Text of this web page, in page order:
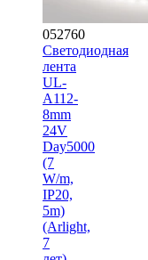
052760
Светодиодная
лента
UL-
A112-
8mm
24V
Day5000
(7
W/m,
IP20,
5m)
(Arlight,
7